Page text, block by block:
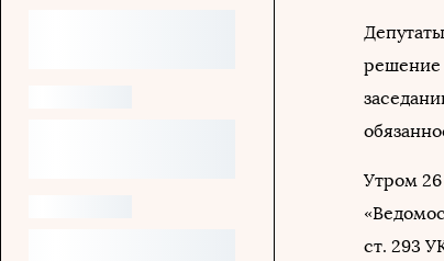
решение
Утром 26
ст. 293